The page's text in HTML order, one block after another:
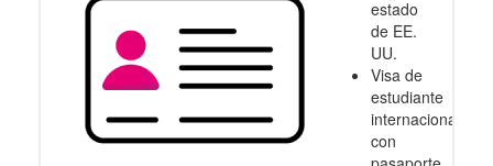
estado
de EE.
UU.
Visa de
estudiante
internacional
con